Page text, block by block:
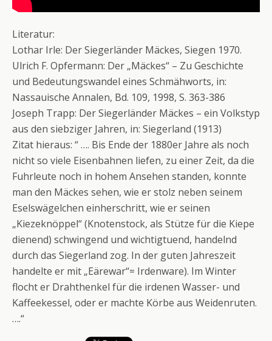
Literatur:
Lothar Irle: Der Siegerländer Mäckes, Siegen 1970.
Ulrich F. Opfermann: Der „Mäckes“ – Zu Geschichte
und Bedeutungswandel eines Schmähworts, in:
Nassauische Annalen, Bd. 109, 1998, S. 363-386
Joseph Trapp: Der Siegerländer Mäckes – ein Volkstyp
aus den siebziger Jahren, in: Siegerland (1913)
Zitat hieraus: “ …. Bis Ende der 1880er Jahre als noch
nicht so viele Eisenbahnen liefen, zu einer Zeit, da die
Fuhrleute noch in hohem Ansehen standen, konnte
man den Mäckes sehen, wie er stolz neben seinem
Eselswägelchen einherschritt, wie er seinen
„Kiezeknöppel“ (Knotenstock, als Stütze für die Kiepe
dienend) schwingend und wichtigtuend, handelnd
durch das Siegerland zog. In der guten Jahreszeit
handelte er mit „Eärewar“= Irdenware). Im Winter
flocht er Drahthenkel für die irdenen Wasser- und
Kaffeekessel, oder er machte Körbe aus Weidenruten.
….“